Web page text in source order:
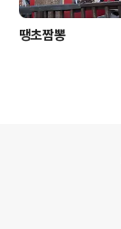
땡초짬뽕